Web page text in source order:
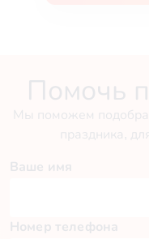
Помочь
Мы поможем
праздника,
Ваше имя
Номер телефона